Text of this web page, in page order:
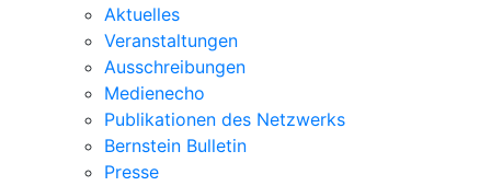
Aktuelles
Veranstaltungen
Ausschreibungen
Medienecho
Publikationen des Netzwerks
Bernstein Bulletin
Presse